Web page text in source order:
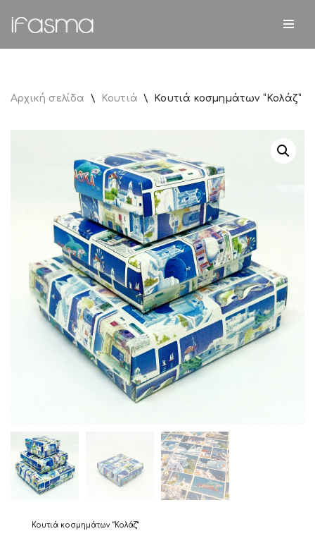
Μεταπηδήστε
στο
Αρχική σελίδα \ Κουτιά \ Κουτιά κοσμημάτων “Κολάζ”
Κουτιά κοσμημάτων “Κολάζ”